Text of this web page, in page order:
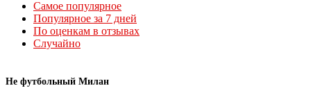
Самое популярное
Популярное за 7 дней
По оценкам в отзывах
Случайно
Не футбольный Милан